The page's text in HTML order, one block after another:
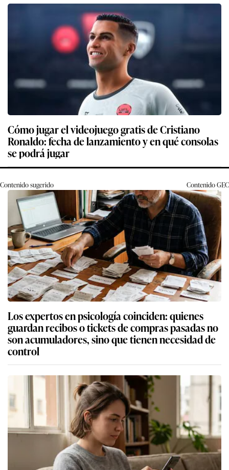
Cómo jugar el videojuego gratis de Cristiano
Ronaldo: fecha de lanzamiento y en qué consolas
se podrá jugar
Contenido sugerido ContenidoGEC
Los expertos en psicología coinciden: quienes
guardan recibos o tickets de compras pasadas no
son acumuladores, sino que tienen necesidad de
control